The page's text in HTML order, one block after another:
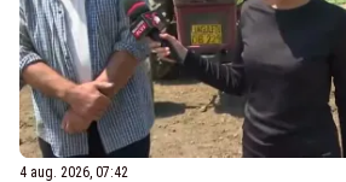
4 aug. 2026, 07:42